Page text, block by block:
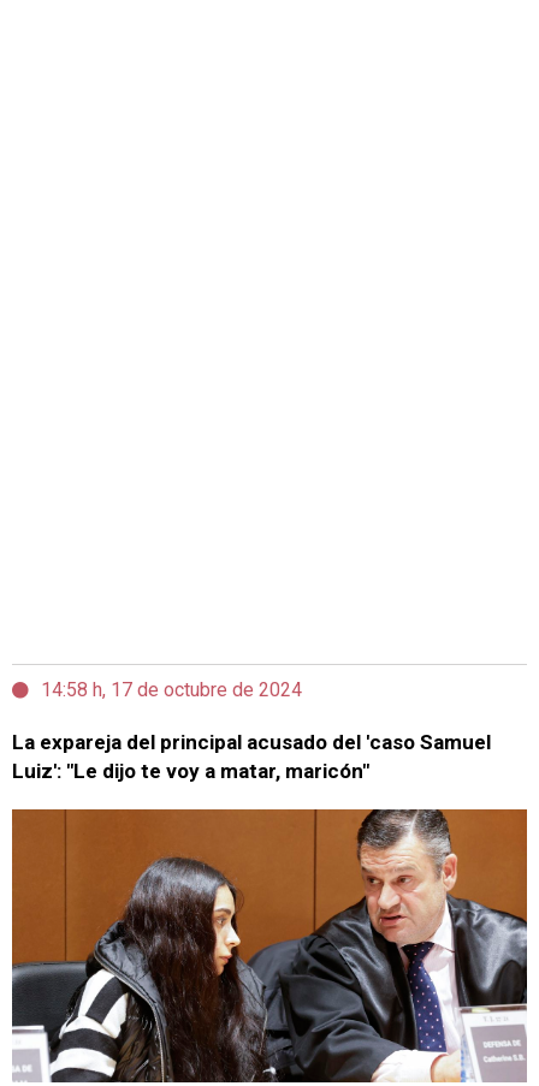
14:58 h, 17 de octubre de 2024
La expareja del principal acusado del 'caso Samuel
Luiz': "Le dijo te voy a matar, maricón"